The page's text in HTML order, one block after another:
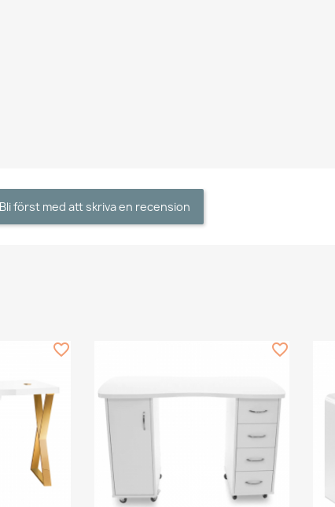
Bli först med att skriva en recension
favorite_border favorite_border